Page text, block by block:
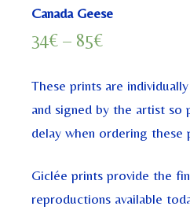
Canada Geese
34€ – 85€
These prints are
and signed by the artist so
delay when ordering these
Giclée prints provide the
reproductions available